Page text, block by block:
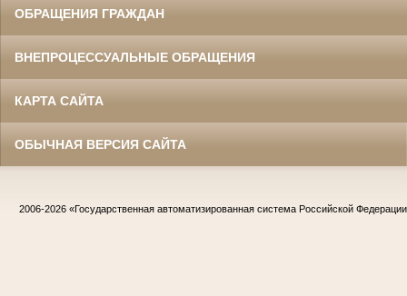
ОБРАЩЕНИЯ ГРАЖДАН
ВНЕПРОЦЕССУАЛЬНЫЕ ОБРАЩЕНИЯ
КАРТА САЙТА
ОБЫЧНАЯ ВЕРСИЯ САЙТА
2006-2026 «Государственная автоматизированная система Российской